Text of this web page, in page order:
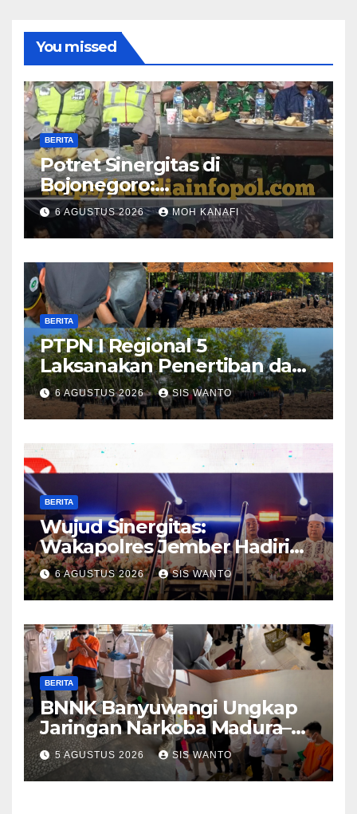
You missed
BERITA
​Potret Sinergitas di
Bojonegoro:
Bhabinkamtibmas dan
Babinsa Hadir Lecehkan
Sekat, Amankan Pesta
Warga
6 AGUSTUS 2026 MOH KANAFI
BERITA
PTPN I Regional 5
Laksanakan Penertiban dan
Pengamanan Aset
Perusahaan di Kebun
Mumbul dan Kebun
Glantangan
6 AGUSTUS 2026 SIS WANTO
BERITA
Wujud Sinergitas:
Wakapolres Jember Hadiri
Sholawat & Doa Sambut HUT
RI ke-81
6 AGUSTUS 2026 SIS WANTO
BERITA
BNNK Banyuwangi Ungkap
Jaringan Narkoba Madura–
Bali
5 AGUSTUS 2026 SIS WANTO